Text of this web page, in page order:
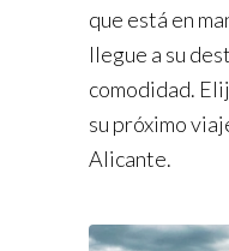
que está en
llegue a su
comodidad.
su próximo
Alicante.